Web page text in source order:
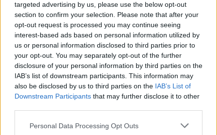
targeted advertising by us, please use the below opt-out
section to confirm your selection. Please note that after your
opt-out request is processed you may continue seeing
interest-based ads based on personal information utilized by
us or personal information disclosed to third parties prior to
your opt-out. You may separately opt-out of the further
disclosure of your personal information by third parties on the
IAB’s list of downstream participants. This information may
also be disclosed by us to third parties on the IAB’s List of
Downstream Participants that may further disclose it to other
Please note that this website/app uses one or more Google
Personal Data Processing Opt Outs